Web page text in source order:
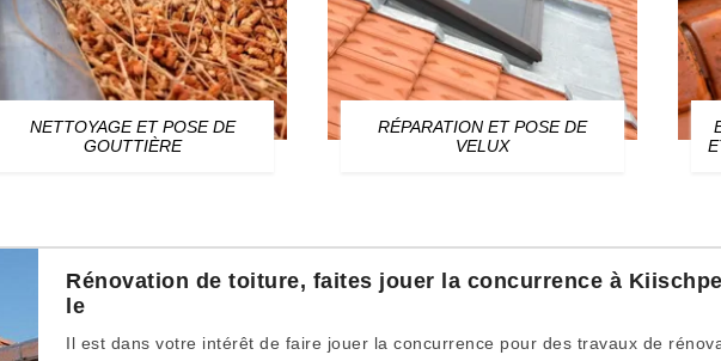
NETTOYAGE ET POSE DE
GOUTTIÈRE
RÉPARATION ET POSE DE
VELUX
Rénovation de toiture, faites jouer la concurrence à
le
Il est dans votre intérêt de faire jouer la concurrence pour des travaux de